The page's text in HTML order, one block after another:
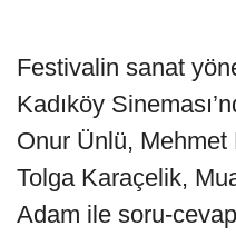
Festivalin sanat
Kadıköy
Onur Ünlü,
Tolga Karaçelik,
Adam ile soru-